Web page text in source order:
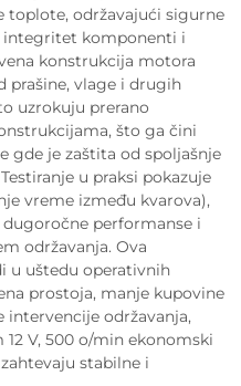
toplote, održavajući sigurne
integritet komponenti i
konstrukcija motora
prašine, vlage i drugih
uzrokuju prerano
što ga čini
gde je zaštita od spoljašnje
u praksi pokazuje
vreme između kvarova),
performanse i
održavanja. Ova
u uštedu operativnih
prostoja, manje kupovine
održavanja,
V, 500 o/min ekonomski
stabilne i